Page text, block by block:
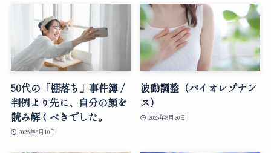
50代の「棚落ち」事件簿 /
判例より先に、自分の顔を
読み解くべきでした。
2026年3月10日
波動調整（バイオレゾナン
ス）
2025年8月20日